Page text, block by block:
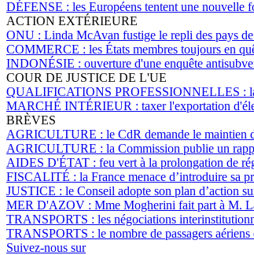
DÉFENSE : les Européens tentent une nouvelle
ACTION EXTÉRIEURE
ONU : Linda McAvan fustige le repli des pays
COMMERCE : les États membres toujours en
INDONÉSIE : ouverture d'une enquête
COUR DE JUSTICE DE L'UE
QUALIFICATIONS PROFESSIONNELLES :
MARCHÉ INTÉRIEUR : taxer l'exportation
BRÈVES
AGRICULTURE : le CdR demande le maintien
AGRICULTURE : la Commission publie un
AIDES D'ÉTAT : feu vert à la prolongation de
FISCALITÉ : la France menace d’introduire sa
JUSTICE : le Conseil adopte son plan d’action
MER D'AZOV : Mme Mogherini fait part à M.
TRANSPORTS : les négociations
TRANSPORTS : le nombre de passagers
Suivez-nous sur